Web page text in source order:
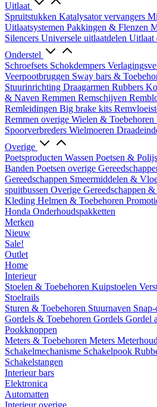
Uitlaat
Spruitstukken Katalysator vervangers
Uitlaatsystemen Pakkingen & Flenzen
Silencers Universele uitlaatdelen Uitlaat
Onderstel
Schroefsets Schokdempers
Veerpootbruggen Sway bars &
Stuurinrichting Draagarmen Rubbers
& Naven Remmen Remschijven
Remleidingen Big brake kits
Remmen overige Wielen & Toebehoren
Spoorverbreders Wielmoeren
Overige
Poetsproducten Wassen Poetsen &
Banden Poetsen overige
Gereedschappen Smeermiddelen &
spuitbussen Overige Gereedschappen
Kleding Helmen & Toebehoren
Honda Onderhoudspakketten
Merken
Nieuw
Sale!
Outlet
Home
Interieur
Stoelen & Toebehoren Kuipstoelen
Stoelrails
Sturen & Toebehoren Stuurnaven
Gordels & Toebehoren Gordels Gordel
Pookknoppen
Meters & Toebehoren Meters
Schakelmechanisme Schakelpook
Schakelstangen
Interieur bars
Elektronica
Automatten
Interieur overige